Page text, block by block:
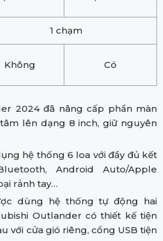
1 chạm
Không Có
2024 đã nâng cấp phần màn
lên dạng 8 inch, giữ nguyên
hệ thống 6 loa với đầy đủ kết
Android Auto/Apple
rảnh tay…
dùng hệ thống tự động hai
Outlander có thiết kế tiện
với cửa gió riêng, cổng USB tiện